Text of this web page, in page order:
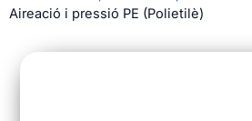
Aireació i pressió PE (Polietilè)